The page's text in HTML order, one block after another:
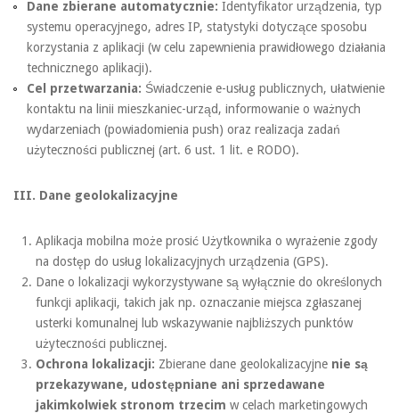
Dane zbierane automatycznie: Identyfikator urządzenia, typ
systemu operacyjnego, adres IP, statystyki dotyczące sposobu
korzystania z aplikacji (w celu zapewnienia prawidłowego działania
technicznego aplikacji).
Cel przetwarzania: Świadczenie e-usług publicznych, ułatwienie
kontaktu na linii mieszkaniec-urząd, informowanie o ważnych
wydarzeniach (powiadomienia push) oraz realizacja zadań
użyteczności publicznej (art. 6 ust. 1 lit. e RODO).
III. Dane geolokalizacyjne
Aplikacja mobilna może prosić Użytkownika o wyrażenie zgody
na dostęp do usług lokalizacyjnych urządzenia (GPS).
Dane o lokalizacji wykorzystywane są wyłącznie do określonych
funkcji aplikacji, takich jak np. oznaczanie miejsca zgłaszanej
usterki komunalnej lub wskazywanie najbliższych punktów
użyteczności publicznej.
Ochrona lokalizacji: Zbierane dane geolokalizacyjne nie są
przekazywane, udostępniane ani sprzedawane
jakimkolwiek stronom trzecim w celach marketingowych